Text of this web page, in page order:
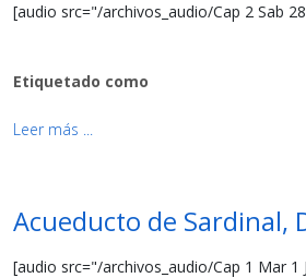
[audio src="/archivos_audio/Cap 2 Sab
Etiquetado como
Leer más ...
Acueducto de Sardinal,
[audio src="/archivos_audio/Cap 1 Mar 1